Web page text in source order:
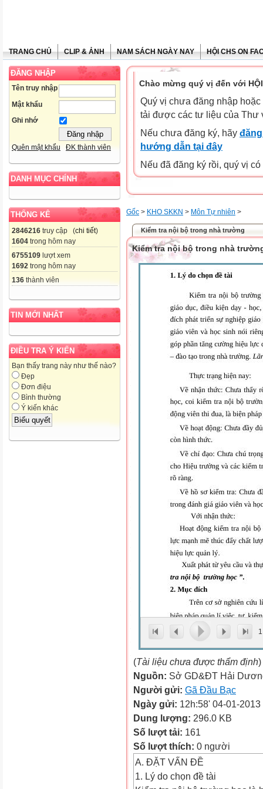
TRANG CHỦ CLIP & ẢNH NAM SÁCH NGÀY NAY HỘI CHS ON
ĐĂNG NHẬP
Tên truy nhập
Mật khẩu
Ghi nhớ
Quên mật khẩu ĐK thành viên
DANH MỤC CHÍNH
THỐNG KÊ
2846216 truy cập (chi tiết)
1604 trong hôm nay
6755109 lượt xem
1692 trong hôm nay
136 thành viên
TIN MỚI NHẤT
ĐIỀU TRA Ý KIẾN
Bạn thấy trang này như thế nào?
Đẹp
Đơn điệu
Bình thường
Ý kiến khác
Chào mừng quý vị đến với HỘI
Quý vị chưa đăng nhập
tải được các tư liệu của Thư
Nếu chưa đăng ký, hãy
hướng dẫn tại đây
Nếu đã đăng ký rồi, quý vị
Gốc > KHO SKKN > Môn Tự nhiên >
Kiểm tra nội bộ trong nhà trường
Kiểm tra nội bộ trong nhà
1
(Tài liệu chưa được thẩm định)
Nguồn: Sở GD&ĐT Hải
Người gửi: Gã Đầu Bạc
Ngày gửi: 12h:58' 04-01-2013
Dung lượng: 296.0 KB
Số lượt tải: 161
Số lượt thích: 0 người
A. ĐẶT VẤN ĐỀ
1. Lý do chọn đề tài